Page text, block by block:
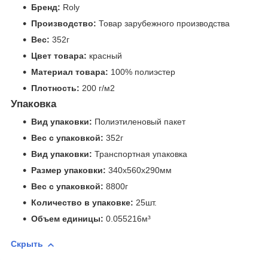
Бренд: Roly
Производство: Товар зарубежного производства
Вес: 352г
Цвет товара: красный
Материал товара: 100% полиэстер
Плотность: 200 г/м2
Упаковка
Вид упаковки: Полиэтиленовый пакет
Вес с упаковкой: 352г
Вид упаковки: Транспортная упаковка
Размер упаковки: 340x560x290мм
Вес с упаковкой: 8800г
Количество в упаковке: 25шт.
Объем единицы: 0.055216м³
Скрыть